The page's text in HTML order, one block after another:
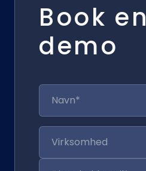
Book
demo